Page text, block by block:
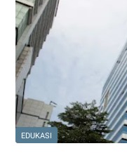
EDUKASI